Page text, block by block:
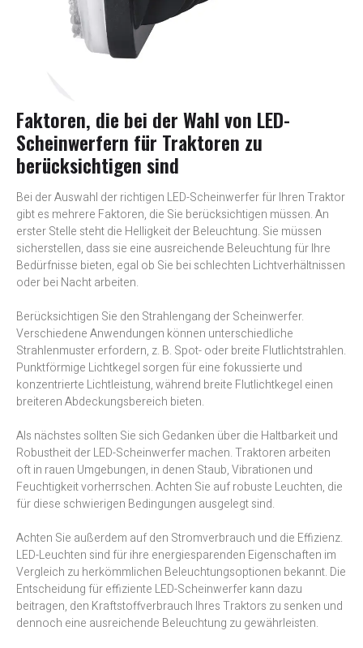
Faktoren, die bei der Wahl von LED-
Scheinwerfern für Traktoren zu
berücksichtigen sind
Bei der Auswahl der richtigen LED-Scheinwerfer für Ihren Traktor
gibt es mehrere Faktoren, die Sie berücksichtigen müssen. An
erster Stelle steht die Helligkeit der Beleuchtung. Sie müssen
sicherstellen, dass sie eine ausreichende Beleuchtung für Ihre
Bedürfnisse bieten, egal ob Sie bei schlechten Lichtverhältnissen
oder bei Nacht arbeiten.
Berücksichtigen Sie den Strahlengang der Scheinwerfer.
Verschiedene Anwendungen können unterschiedliche
Strahlenmuster erfordern, z. B. Spot- oder breite Flutlichtstrahlen.
Punktförmige Lichtkegel sorgen für eine fokussierte und
konzentrierte Lichtleistung, während breite Flutlichtkegel einen
breiteren Abdeckungsbereich bieten.
Als nächstes sollten Sie sich Gedanken über die Haltbarkeit und
Robustheit der LED-Scheinwerfer machen. Traktoren arbeiten
oft in rauen Umgebungen, in denen Staub, Vibrationen und
Feuchtigkeit vorherrschen. Achten Sie auf robuste Leuchten, die
für diese schwierigen Bedingungen ausgelegt sind.
Achten Sie außerdem auf den Stromverbrauch und die Effizienz.
LED-Leuchten sind für ihre energiesparenden Eigenschaften im
Vergleich zu herkömmlichen Beleuchtungsoptionen bekannt. Die
Entscheidung für effiziente LED-Scheinwerfer kann dazu
beitragen, den Kraftstoffverbrauch Ihres Traktors zu senken und
dennoch eine ausreichende Beleuchtung zu gewährleisten.